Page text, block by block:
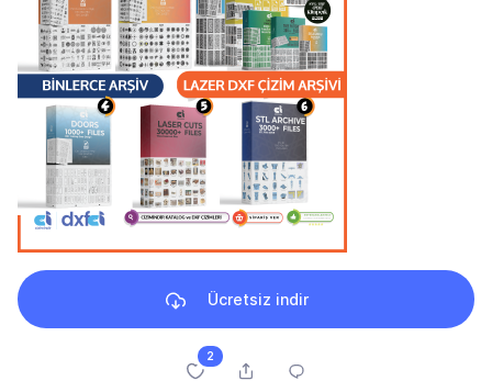
Ücretsiz indir
2